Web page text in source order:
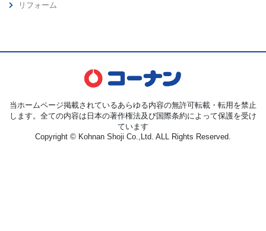
リフォーム
当ホームページ掲載されているあらゆる内容の無許可転載・転用を禁止
します。全ての内容は日本の著作権法及び国際条約によって保護を受け
ています
Copyright © Kohnan Shoji Co.,Ltd. ALL Rights Reserved.